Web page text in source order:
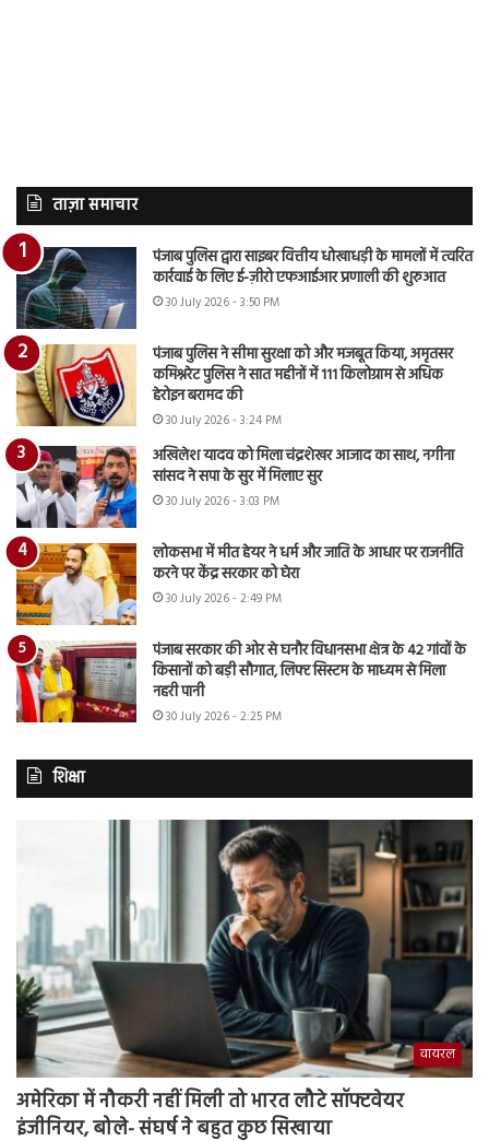
ताज़ा समाचार
पंजाब पुलिस द्वारा साइबर वित्तीय धोखाधड़ी के मामलों में त्वरित
कार्रवाई के लिए ई-ज़ीरो एफआईआर प्रणाली की शुरुआत
30 July 2026 - 3:50 PM
पंजाब पुलिस ने सीमा सुरक्षा को और मजबूत किया, अमृतसर
कमिश्नरेट पुलिस ने सात महीनों में 111 किलोग्राम से अधिक
हेरोइन बरामद की
30 July 2026 - 3:24 PM
अखिलेश यादव को मिला चंद्रशेखर आजाद का साथ, नगीना
सांसद ने सपा के सुर में मिलाए सुर
30 July 2026 - 3:03 PM
लोकसभा में मीत हेयर ने धर्म और जाति के आधार पर राजनीति
करने पर केंद्र सरकार को घेरा
30 July 2026 - 2:49 PM
पंजाब सरकार की ओर से घनौर विधानसभा क्षेत्र के 42 गांवों के
किसानों को बड़ी सौगात, लिफ्ट सिस्टम के माध्यम से मिला
नहरी पानी
30 July 2026 - 2:25 PM
शिक्षा
वायरल
अमेरिका में नौकरी नहीं मिली तो भारत लौटे सॉफ्टवेयर
इंजीनियर, बोले- संघर्ष ने बहुत कुछ सिखाया